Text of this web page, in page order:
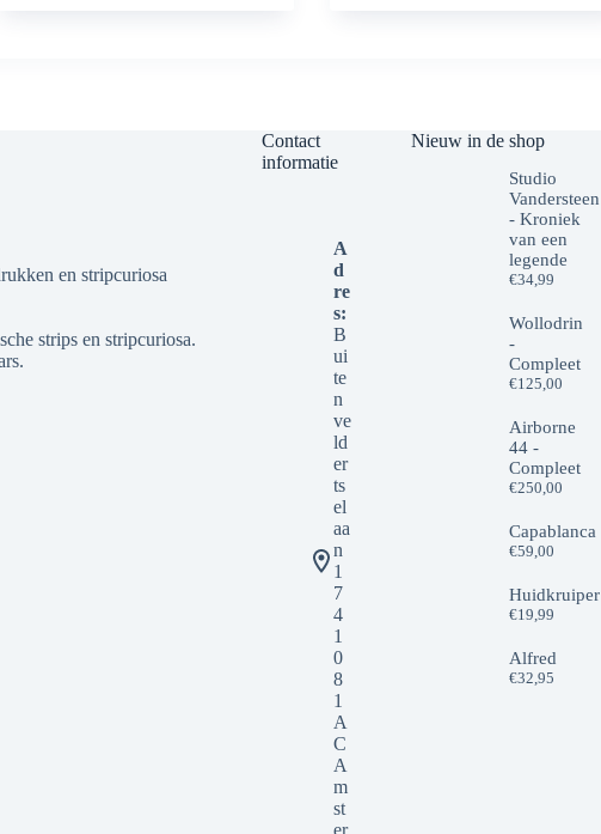
en stripcuriosa
strips en stripcuriosa.
Contact
informatie
A
d
re
s:
B
ui
te
n
ve
ld
er
ts
el
aa
n
1
7
4
1
0
8
1
A
C
A
m
st
Nieuw in de shop
Studio
Vandersteen
- Kroniek
van een
legende
€34,99
Wollodrin
-
Compleet
€125,00
Airborne
44 -
Compleet
€250,00
Capablanca
€59,00
Huidkruiper
€19,99
Alfred
€32,95